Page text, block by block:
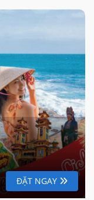
ĐẶT NGAY